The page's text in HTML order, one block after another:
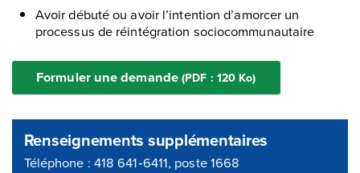
Avoir débuté ou avoir l’intention d’amorcer un
processus de réintégration sociocommunautaire
Formuler une demande (PDF : 120 Ko)
Renseignements supplémentaires
Téléphone : 418 641‑6411, poste 1668